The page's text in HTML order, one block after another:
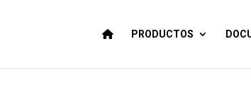
PRODUCTOS